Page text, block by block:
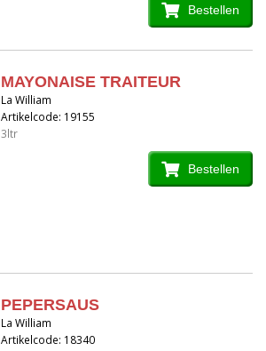
Bestellen
MAYONAISE TRAITEUR
La William
Artikelcode: 19155
3ltr
Bestellen
PEPERSAUS
La William
Artikelcode: 18340